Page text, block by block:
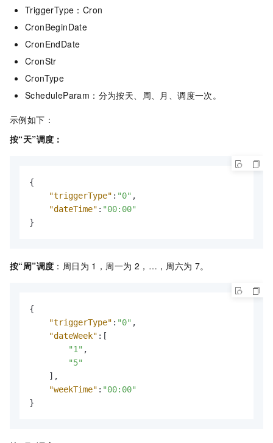
TriggerType：Cron
CronBeginDate
CronEndDate
CronStr
CronType
ScheduleParam：分为按天、周、月、调度一次。
示例如下：
按“天”调度：
{
"triggerType" : "0" ,
"dateTime" : "00:00"
}
按“周”调度 ：周日为 1，周一为 2，…，周六为 7。
{
"triggerType" : "0" ,
"dateWeek" : [
"1" ,
"5"
] ,
"weekTime" : "00:00"
}